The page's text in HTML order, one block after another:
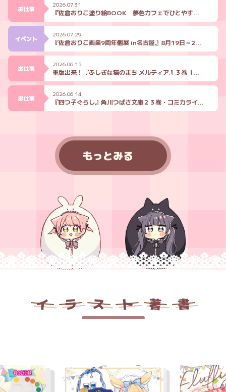
お仕事
2026.07.31
『佐倉おりこ塗り絵BOOK 夢色カフェでひとやすみ』８月２４日発売！
イベント
2026.07.29
『佐倉おりこ画業9周年個展 in名古屋』8月19日～24日開催！
お仕事
2026.06.15
重版出来！『ふしぎな猫のまち メルティア』３巻（３刷目）
お仕事
2026.06.14
『四つ子ぐらし』角川つばさ文庫２３巻・コミカライズ６巻 発売！
もっとみる
イ ラ ス ト 著 書